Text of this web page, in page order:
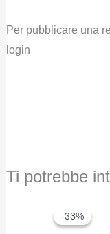
Per pubblicare una
login
Ti potrebbe
-33%
-33%